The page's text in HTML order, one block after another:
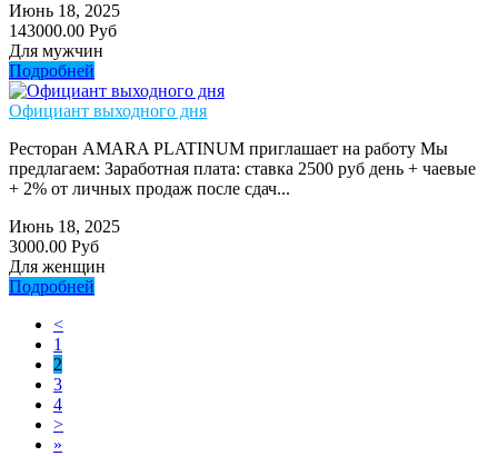
Июнь 18, 2025
143000.00 Руб
Для мужчин
Подробней
Официант выходного дня
Ресторан AMARA PLATINUM приглашает на работу Мы
предлагаем: Заработная плата: ставка 2500 руб день + чаевые
+ 2% от личных продаж после сдач...
Июнь 18, 2025
3000.00 Руб
Для женщин
Подробней
<
1
2
3
4
>
»